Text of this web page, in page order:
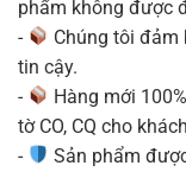
phẩm không được
-
Chúng tôi đảm
tin cậy.
-
Hàng mới
tờ CO, CQ cho
-
Sản phẩm